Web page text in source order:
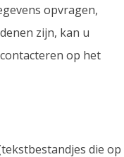
opvragen,
zijn, kan u
op het
die op